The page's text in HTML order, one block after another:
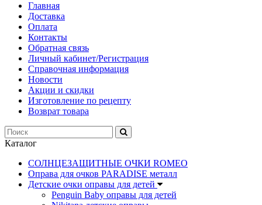
Главная
Доставка
Оплата
Контакты
Обратная связь
Личный кабинет/Регистрация
Справочная информация
Новости
Акции и скидки
Изготовление по рецепту
Возврат товара
Каталог
СОЛНЦЕЗАЩИТНЫЕ ОЧКИ ROMEO
Оправа для очков PARADISE металл
Детские очки оправы для детей
Penguin Baby оправы для детей